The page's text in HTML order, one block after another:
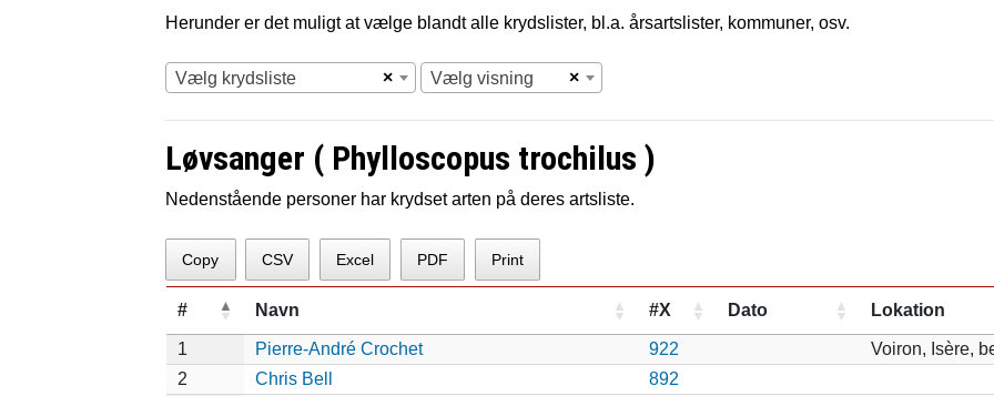
Herunder er det muligt at vælge blandt alle krydslister, bl.a. årsartslister, kommuner, osv.
×
Vælg krydsliste ×
Vælg visning
Løvsanger ( Phylloscopus trochilus )
Nedenstående personer har krydset arten på deres artsliste.
Copy CSV Excel PDF Print
# Navn #X Dato Lokation
1 Pierre-André Crochet 922
Voiron, Isère,
2
Chris Bell
892